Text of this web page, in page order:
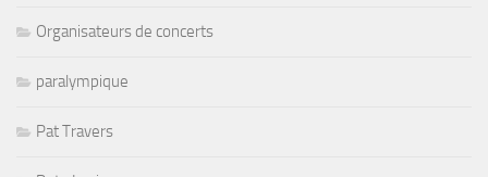
Organisateurs de concerts
paralympique
Pat Travers